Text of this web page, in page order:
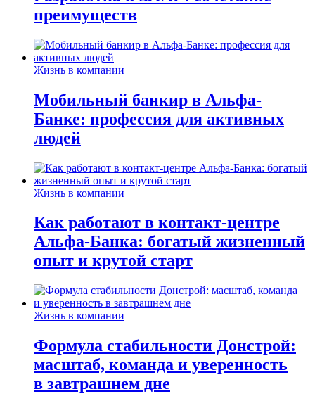
преимуществ
Жизнь в компании
Мобильный банкир в Альфа-
Банке: профессия для активных
людей
Жизнь в компании
Как работают в контакт-центре
Альфа-Банка: богатый жизненный
опыт и крутой старт
Жизнь в компании
Формула стабильности Донстрой:
масштаб, команда и уверенность
в завтрашнем дне